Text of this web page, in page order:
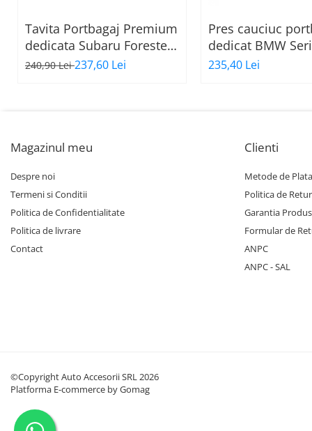
Tavita Portbagaj Premium
dedicata Subaru Forester
III
240,90 Lei237,60 Lei
Pres cauciuc
dedicat BMW
Sedan 2019-
235,40 Lei
Magazinul meu
Despre noi
Termeni si Conditii
Politica de Confidentialitate
Politica de livrare
Contact
Clienti
Metode de Plata
Politica de Retur
Garantia
Formular de
ANPC
ANPC - SAL
©Copyright Auto Accesorii SRL 2026
Platforma E-commerce by Gomag